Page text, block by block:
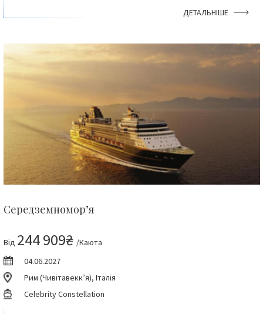
ДЕТАЛЬНІШЕ
Середземномор’я
Від 244 909₴ /Каюта
04.06.2027
Рим (Чивітавекк’я), Італія
Celebrity Constellation